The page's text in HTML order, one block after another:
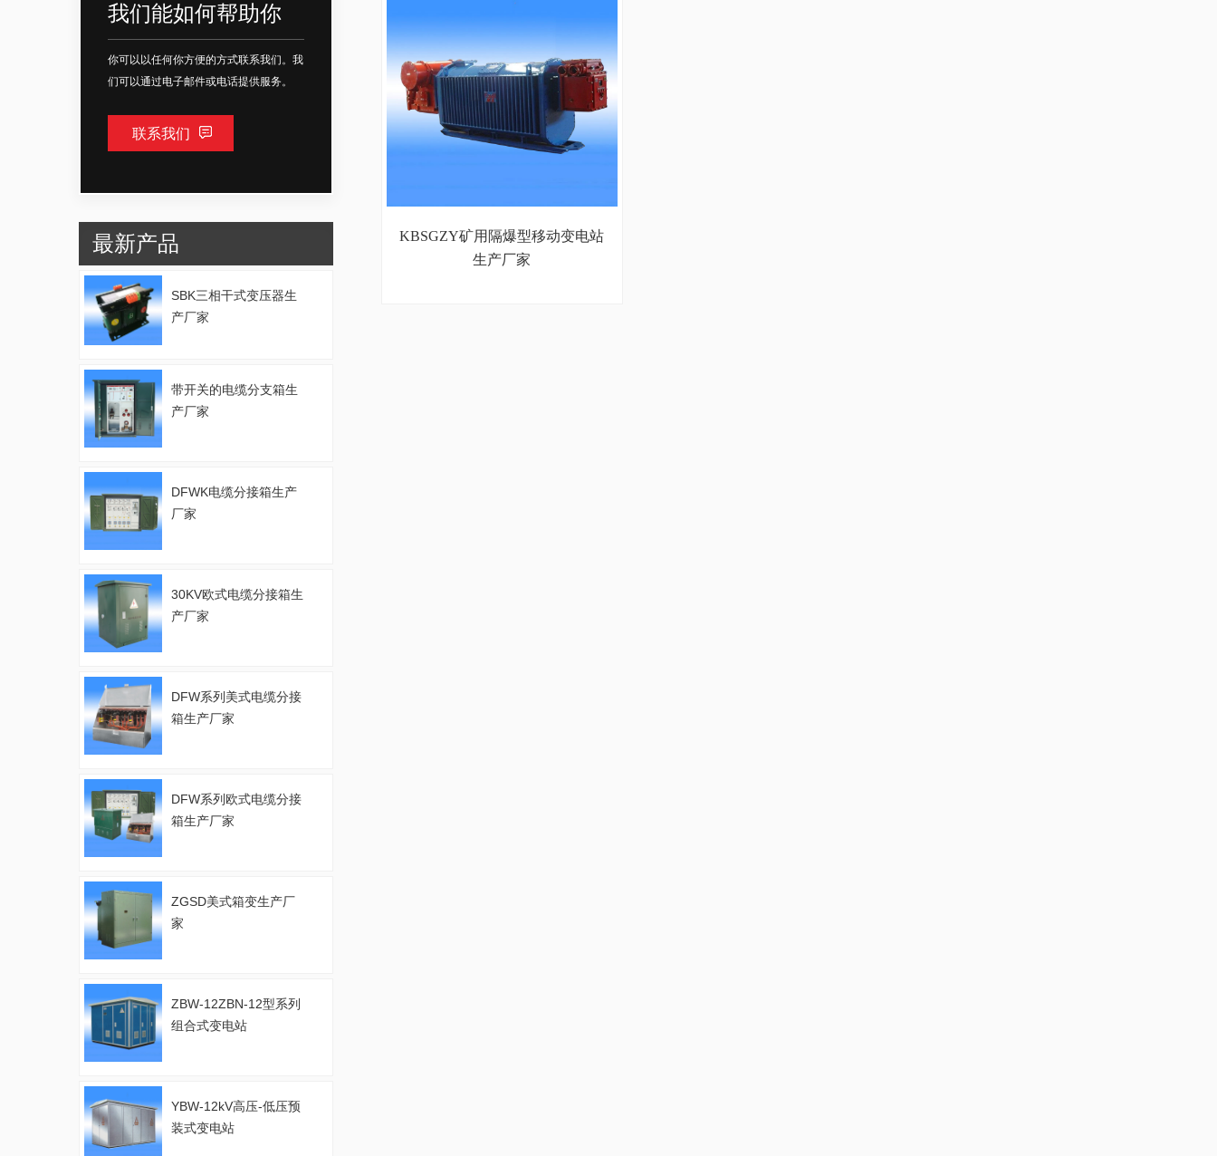
KBSGZY矿用隔爆型移动变电站
生产厂家
我们能如何帮助你
你可以以任何你方便的方式联系我们。我
们可以通过电子邮件或电话提供服务。
联系我们
最新产品
SBK三相干式变压器生
产厂家
带开关的电缆分支箱生
产厂家
DFWK电缆分接箱生产
厂家
30KV欧式电缆分接箱生
产厂家
DFW系列美式电缆分接
箱生产厂家
DFW系列欧式电缆分接
箱生产厂家
ZGSD美式箱变生产厂
家
ZBW-12ZBN-12型系列
组合式变电站
YBW-12kV高压-低压预
装式变电站